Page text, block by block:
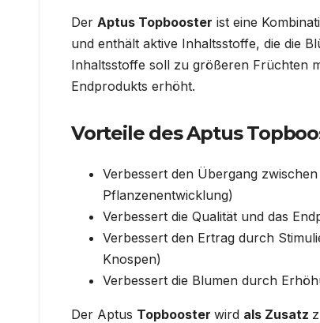
Der Aptus Topbooster ist eine
und enthält aktive Inhaltsstoffe, die die
Inhaltsstoffe soll zu größeren Früchten
Endprodukts erhöht.
Vorteile des Aptus
Verbessert den Übergang
Pflanzenentwicklung)
Verbessert die Qualität und das
Verbessert den Ertrag durch
Knospen)
Verbessert die Blumen durch
Der Aptus Topbooster wird als Zusatz